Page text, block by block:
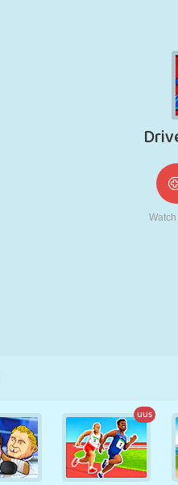
ROBOT
TRULL
uus